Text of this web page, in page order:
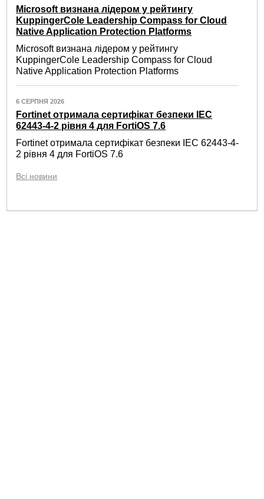
Microsoft визнана лідером у рейтингу
KuppingerCole Leadership Compass for Cloud
Native Application Protection Platforms
Microsoft визнана лідером у рейтингу
KuppingerCole Leadership Compass for Cloud
Native Application Protection Platforms
6 СЕРПНЯ 2026
Fortinet отримала сертифікат безпеки IEC
62443-4-2 рівня 4 для FortiOS 7.6
Fortinet отримала сертифікат безпеки IEC 62443-4-
2 рівня 4 для FortiOS 7.6
Всі новини